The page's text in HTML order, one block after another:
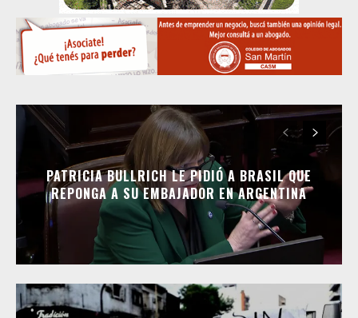
PATRICIA BULLRICH LE PIDIÓ A BRASIL QUE
REPONGA A SU EMBAJADOR EN ARGENTINA